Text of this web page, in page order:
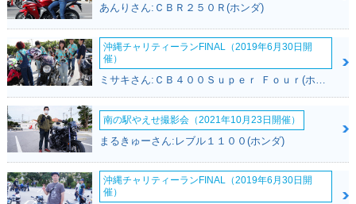
あんりさん:ＣＢＲ２５０Ｒ(ホンダ)
沖縄チャリティーランFINAL（2019年6月30日開
催）
ミサキさん:ＣＢ４００Ｓｕｐｅｒ Ｆｏｕｒ(ホンダ)
南の駅やえせ撮影会（2021年10月23日開催）
まるきゅーさん:レブル１１００(ホンダ)
沖縄チャリティーランFINAL（2019年6月30日開
催）